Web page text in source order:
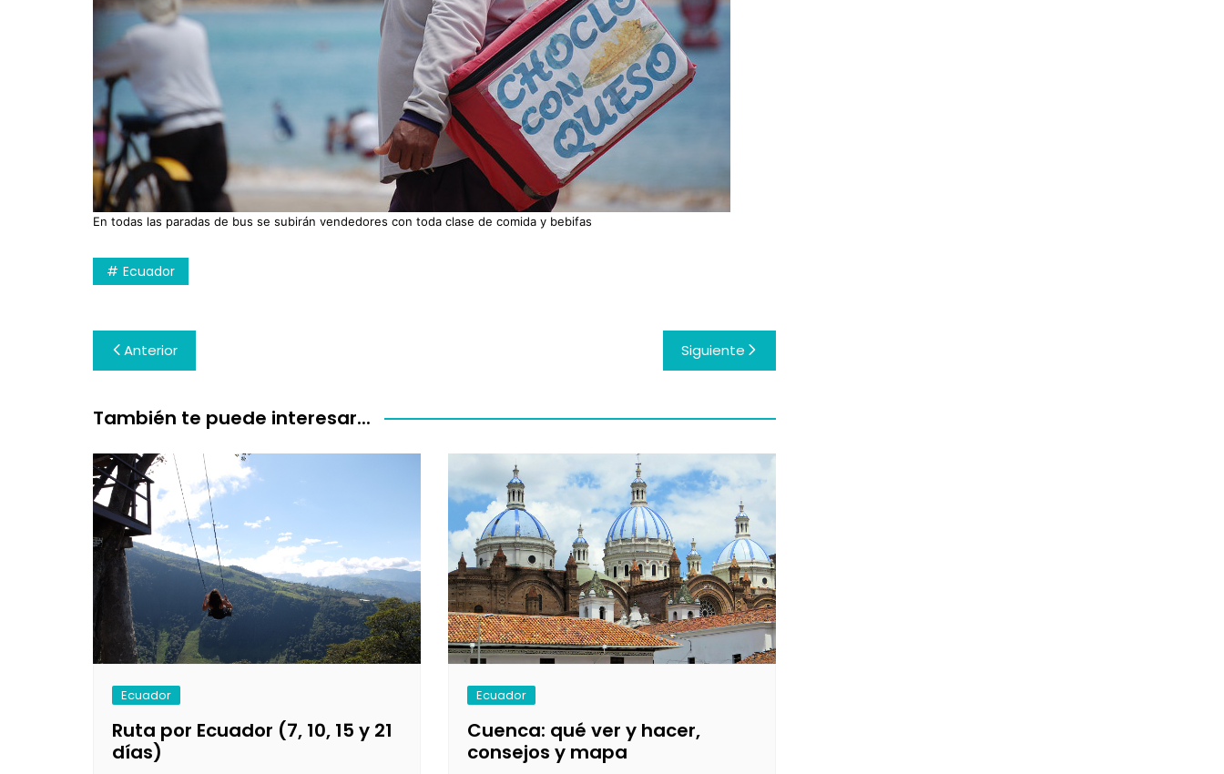
En todas las paradas de bus se subirán vendedores con toda clase de comida y bebifas
Ecuador
Navegación
de
entradas
Anterior Siguiente
También te puede interesar...
Ecuador
Ruta por Ecuador (7, 10, 15 y 21
días)
Ecuador
Cuenca: qué ver y hacer,
consejos y mapa